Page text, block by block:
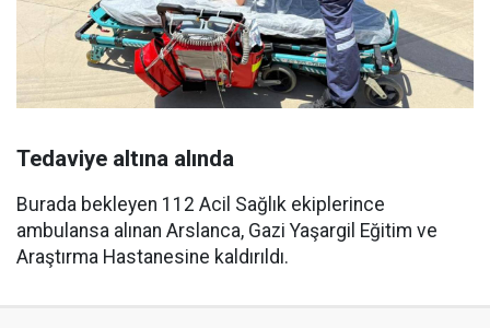
Tedaviye altına alında
Burada bekleyen 112 Acil Sağlık ekiplerince
ambulansa alınan Arslanca, Gazi Yaşargil Eğitim ve
Araştırma Hastanesine kaldırıldı.